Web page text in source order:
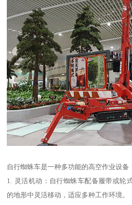
自行蜘蛛车是一种多功能的高空作业设备
1. 灵活机动：自行蜘蛛车配备履带或轮
的地形中灵活移动，适应多种工作环境。